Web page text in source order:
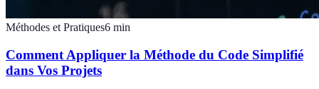
Méthodes et Pratiques6 min
Comment Appliquer la Méthode du Code Simplifié
dans Vos Projets